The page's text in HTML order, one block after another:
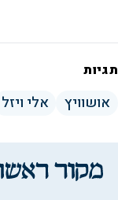
תגיות
אושוויץ אלי ויזל